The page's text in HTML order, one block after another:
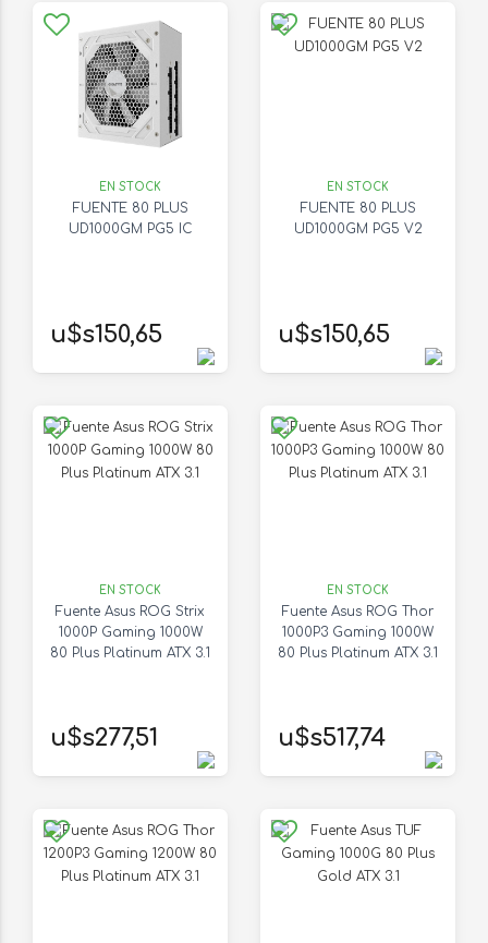
EN STOCK
FUENTE 80 PLUS
UD1000GM PG5 IC
u$s150,65
EN STOCK
FUENTE 80 PLUS
UD1000GM PG5 V2
u$s150,65
EN STOCK
Fuente Asus ROG Strix
1000P Gaming 1000W
80 Plus Platinum ATX 3.1
u$s277,51
EN STOCK
Fuente Asus ROG Thor
1000P3 Gaming 1000W
80 Plus Platinum ATX 3.1
u$s517,74